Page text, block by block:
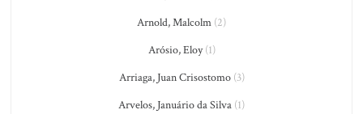
Arnold, Malcolm (2)
Arósio, Eloy(1)
Arriaga, Juan Crisostomo(3)
Arvelos, Januário da Silva (1)